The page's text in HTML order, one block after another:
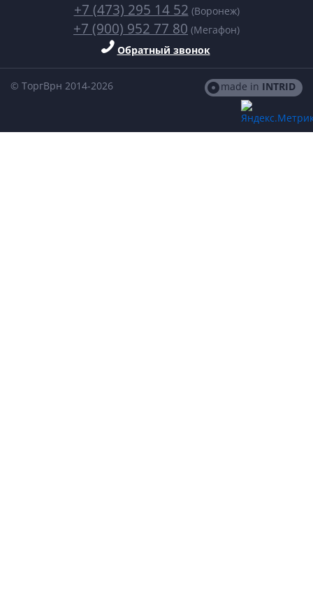
+7 (473) 295 14 52 (Воронеж)
+7 (900) 952 77 80 (Мегафон)
Обратный звонок
made in INTRID
© ТоргВрн 2014-2026